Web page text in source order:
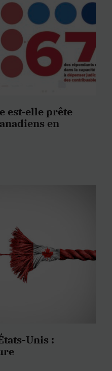
est-elle prête
en
Unis :